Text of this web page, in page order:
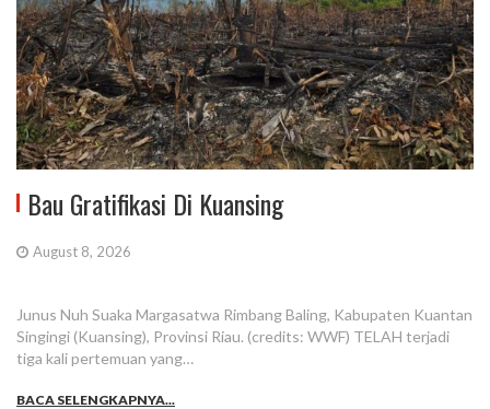
Bau Gratifikasi Di Kuansing
August 8, 2026
Junus Nuh Suaka Margasatwa Rimbang Baling, Kabupaten Kuantan
Singingi (Kuansing), Provinsi Riau. (credits: WWF) TELAH terjadi
tiga kali pertemuan yang…
BACA SELENGKAPNYA...